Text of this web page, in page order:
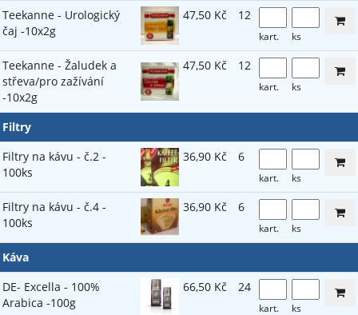
Teekanne - Urologický
čaj -10x2g
47,50 Kč 12
kart. ks
Teekanne - Žaludek a
střeva/pro zažívání
-10x2g
47,50 Kč 12
kart. ks
Filtry
Filtry na kávu - č.2 -
100ks
36,90 Kč 6
kart. ks
Filtry na kávu - č.4 -
100ks
36,90 Kč 6
kart. ks
Káva
DE- Excella - 100%
Arabica -100g
66,50 Kč 24
kart. ks